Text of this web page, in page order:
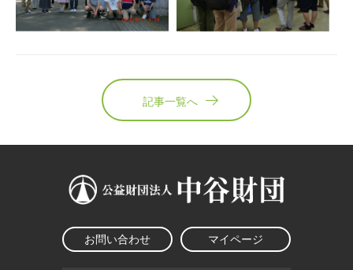
記事一覧へ
お問い合わせ マイページ